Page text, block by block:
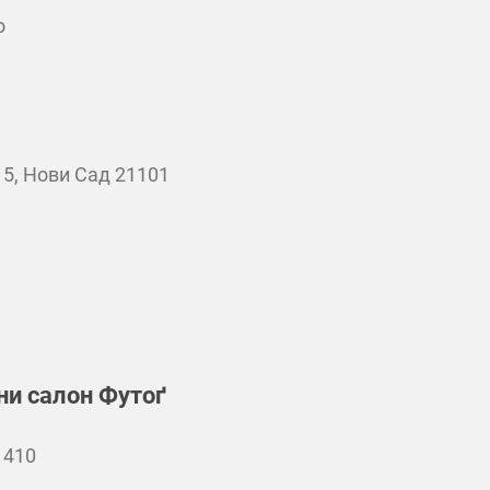
Нови Сад 21101
салон Футоґ